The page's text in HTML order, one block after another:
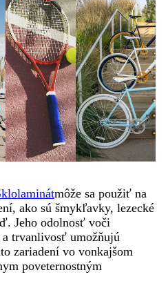
môže sa použiť na
ako sú šmykľavky, lezecké
Jeho odolnosť voči
trvanlivosť umožňujú
zariadení vo vonkajšom
poveternostným